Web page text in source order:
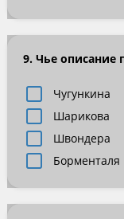
9. Чье описание
Чугункина
Шарикова
Швондера
Борменталя